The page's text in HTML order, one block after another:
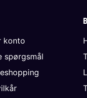
konto
spørgsmål